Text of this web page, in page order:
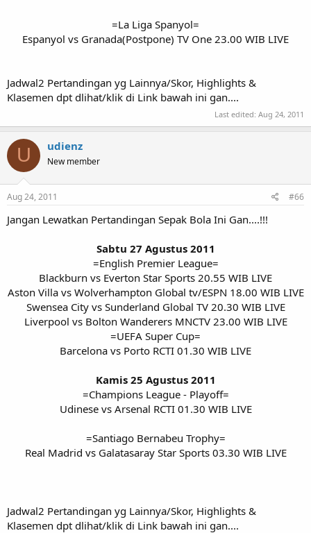
=La Liga Spanyol=
Espanyol vs Granada(Postpone) TV One 23.00 WIB LIVE​
Jadwal2 Pertandingan yg Lainnya/Skor, Highlights &
Klasemen dpt dlihat/klik di Link bawah ini gan....
Last edited: Aug 24, 2011
U udienz
New member
Aug 24, 2011 #66
Jangan Lewatkan Pertandingan Sepak Bola Ini Gan....!!!
Sabtu 27 Agustus 2011
=English Premier League=
Blackburn vs Everton Star Sports 20.55 WIB LIVE
Aston Villa vs Wolverhampton Global tv/ESPN 18.00 WIB LIVE
Swensea City vs Sunderland Global TV 20.30 WIB LIVE
Liverpool vs Bolton Wanderers MNCTV 23.00 WIB LIVE
=UEFA Super Cup=
Barcelona vs Porto RCTI 01.30 WIB LIVE
Kamis 25 Agustus 2011
=Champions League - Playoff=
Udinese vs Arsenal RCTI 01.30 WIB LIVE
=Santiago Bernabeu Trophy=
Real Madrid vs Galatasaray Star Sports 03.30 WIB LIVE​
Jadwal2 Pertandingan yg Lainnya/Skor, Highlights &
Klasemen dpt dlihat/klik di Link bawah ini gan....